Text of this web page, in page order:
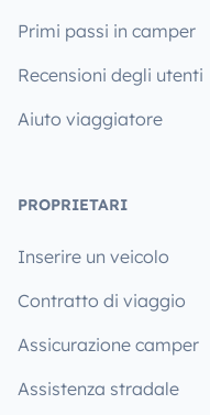
Primi passi in camper
Recensioni degli utenti
Aiuto viaggiatore
PROPRIETARI
Inserire un veicolo
Contratto di viaggio
Assicurazione camper
Assistenza stradale